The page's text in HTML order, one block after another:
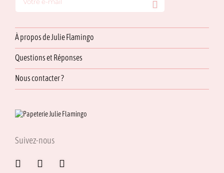
À propos de Julie Flamingo
Questions et Réponses
Nous contacter ?
Suivez-nous